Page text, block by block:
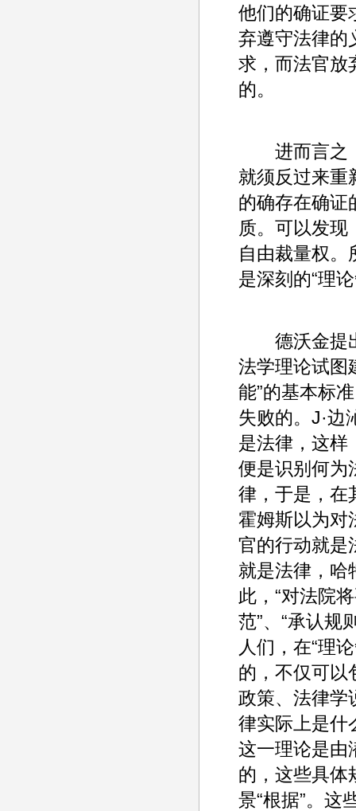
他们的确证要
弃遵守法律的
求，而法官放
的。
进而言之，
就须反过来重
的确存在确证
质。可以发现
自由裁量权。
是深刻的“理
德沃金提出
法学理论试图
能”的基本标
失败的。J·边
是法律，这样
便是识别何为
律，于是，在
霍姆斯以为对
官的行动就是
就是法律，哈
此，“对法院
范”、“承认规
人们，在“理
的，不仅可以
政策、法律学
律实际上是什
这一理论是由
的，这些具体
景“根据”。这